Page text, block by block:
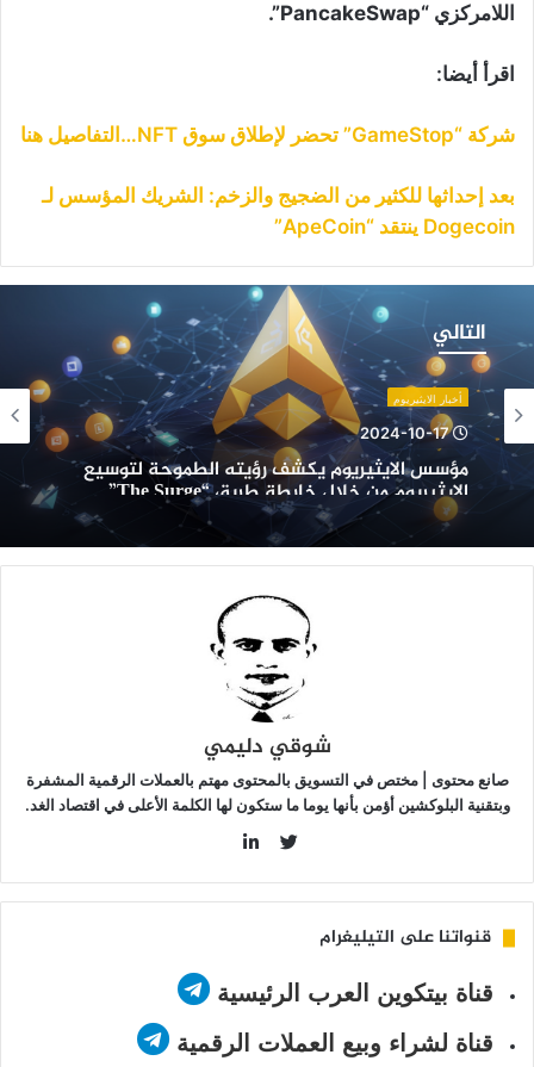
اللامركزي “PancakeSwap”.
اقرأ أيضا:
شركة “GameStop” تحضر لإطلاق سوق NFT…التفاصيل هنا
بعد إحداثها للكثير من الضجيج والزخم: الشريك المؤسس لـ
Dogecoin ينتقد “ApeCoin”
التاليالايثيريوم
يكشف
الطموحة
لتوسيع
الإيثيريوم
طريق
“The
أخبار الايثيريوم
2024-10-17
مؤسس الايثيريوم يكشف رؤيته الطموحة لتوسيع
الإيثيريوم من خلال خارطة طريق “The Surge”
شوقي دليمي
صانع محتوى | مختص في التسويق بالمحتوى مهتم بالعملات الرقمية المشفرة
وبتقنية البلوكشين أؤمن بأنها يوما ما ستكون لها الكلمة الأعلى في اقتصاد الغد.
قنواتنا على التيليغرام
قناة بيتكوين العرب الرئيسية
قناة لشراء وبيع العملات الرقمية